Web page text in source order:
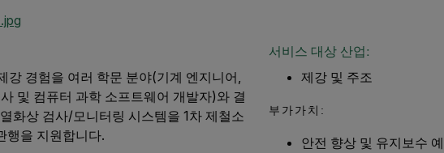
강 경험을 여러 학문 분야(기계 엔지니어,
및 컴퓨터 과학 소프트웨어 개발자)와 결
화상 검사/모니터링 시스템을 1차 제철소
행을 지원합니다.
서비스 대상 산업:
제강 및 주조
부가가치:
안전 향상 및 유지보수